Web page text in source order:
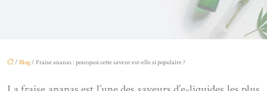
/ Blog/ Fraise ananas : pourquoi cette saveur est-elle si populaire ?